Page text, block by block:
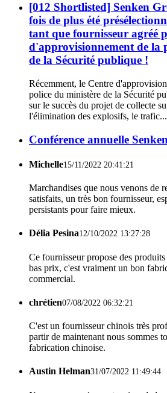
[012 Shortlisted] Senken
fois de plus été
tant que fournisseur agréé
d'approvisionnement de la
de la Sécurité publique !
Récemment, le Centre
police du ministère de la Sécurité
sur le succès du projet de collecte
l'élimination des explosifs, le trafic...
Conférence annuelle Senken
Michelle15/11/2022 20:41:21
Marchandises que nous venons de
satisfaits, un très bon fournisseur,
persistants pour faire mieux.
Délia Pesina12/10/2022 13:27:28
Ce fournisseur propose des
bas prix, c'est vraiment un bon
commercial.
chrétien07/08/2022 06:32:21
C'est un fournisseur chinois très
partir de maintenant nous sommes
fabrication chinoise.
Austin Helman31/07/2022 11:49:44